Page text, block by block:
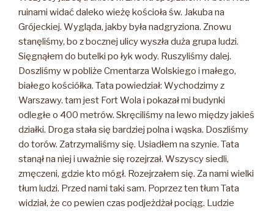
ruinami widać daleko wieżę kościoła św. Jakuba na
Grójeckiej. Wygląda, jakby była nadgryziona. Znowu
stanęliśmy, bo z bocznej ulicy wyszła duża grupa ludzi.
Sięgnąłem do butelki po łyk wody. Ruszyliśmy dalej.
Doszliśmy w pobliże Cmentarza Wolskiego i małego,
białego kościółka. Tata powiedział: Wychodzimy z
Warszawy. tam jest Fort Wola i pokazał mi budynki
odległe o 400 metrów. Skręciliśmy na lewo między jakieś
działki. Droga stała się bardziej polna i wąska. Doszliśmy
do torów. Zatrzymaliśmy się. Usiadłem na szynie. Tata
stanął na niej i uważnie się rozejrzał. Wszyscy siedli,
zmęczeni, gdzie kto mógł. Rozejrzałem się. Za nami wielki
tłum ludzi. Przed nami taki sam. Poprzez ten tłum Tata
widział, że co pewien czas podjeżdżał pociąg. Ludzie